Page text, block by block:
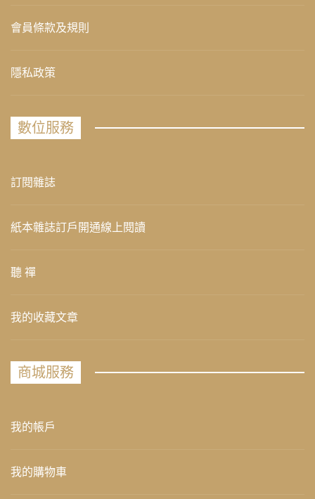
會員條款及規則
隱私政策
數位服務
訂閱雜誌
紙本雜誌訂戶開通線上閱讀
聽 禪
我的收藏文章
商城服務
我的帳戶
我的購物車